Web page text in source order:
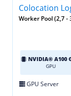
Worker Pool (2,7 -
NVIDIA® A100
GPU
GPU Server